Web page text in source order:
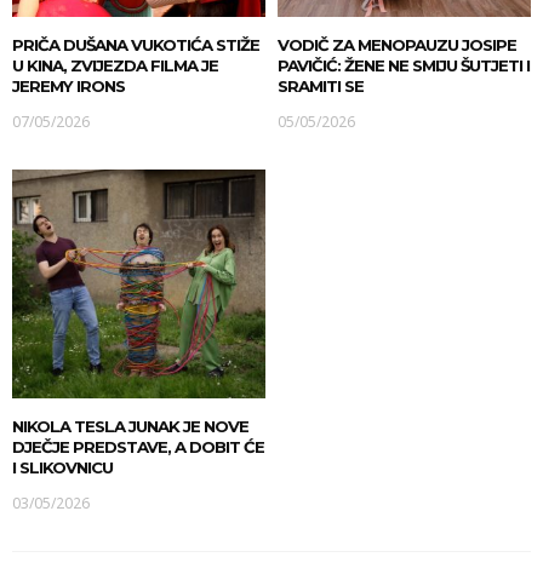
PRIČA DUŠANA VUKOTIĆA STIŽE
U KINA, ZVIJEZDA FILMA JE
JEREMY IRONS
07/05/2026
VODIČ ZA MENOPAUZU JOSIPE
PAVIČIĆ: ŽENE NE SMIJU ŠUTJETI I
SRAMITI SE
05/05/2026
NIKOLA TESLA JUNAK JE NOVE
DJEČJE PREDSTAVE, A DOBIT ĆE
I SLIKOVNICU
03/05/2026